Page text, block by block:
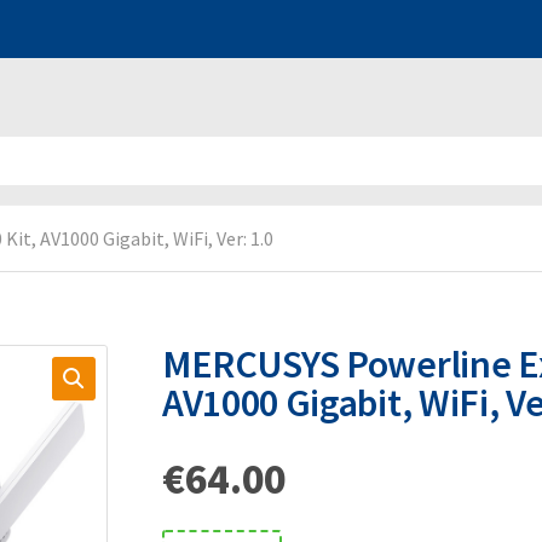
AV1000 Gigabit, WiFi, Ver: 1.0
MERCUSYS Powerline
AV1000 Gigabit, WiFi,
€64.00